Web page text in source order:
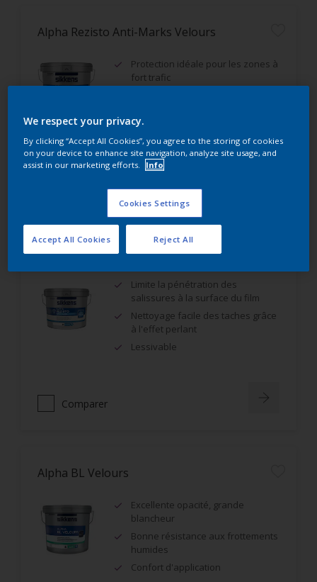
Alpha Rezisto Anti-Marks Velours
Protection idéale pour les zones à
fort trafic
Très bon rendement
Alpha Rezisto Easy Clean Mat Velouté
Limite la pénétration des
salissures à la surface du film
Nettoyage facile des taches grâce
à l'effet perlant
Lessivable
Comparer
Alpha BL Velours
Excellente opacité, grande
blancheur
Bonne résistance aux frottements
humides
Confort d'application
We respect your privacy.
By clicking “Accept All Cookies”, you agree to the storing of cookies
on your device to enhance site navigation, analyze site usage, and
assist in our marketing efforts.
Info
Cookies Settings
Reject All
Accept All Cookies